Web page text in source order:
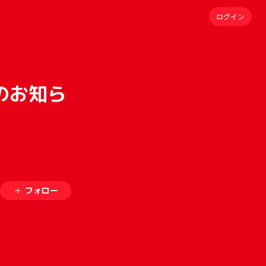
ログイン
知ら
フォロー